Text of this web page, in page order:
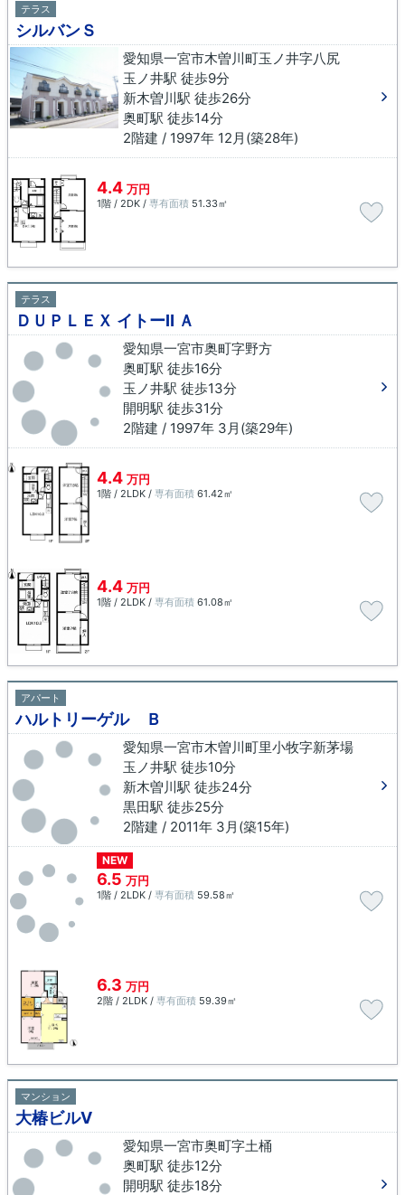
テラス
シルバンＳ
愛知県一宮市木曽川町玉ノ井字八尻
玉ノ井駅 徒歩9分
新木曽川駅 徒歩26分
奥町駅 徒歩14分
2階建 / 1997年 12月(築28年)
4.4 万円
1階 / 2DK / 専有面積 51.33㎡
テラス
ＤＵＰＬＥＸ イトーⅡ Ａ
愛知県一宮市奥町字野方
奥町駅 徒歩16分
玉ノ井駅 徒歩13分
開明駅 徒歩31分
2階建 / 1997年 3月(築29年)
4.4 万円
1階 / 2LDK / 専有面積 61.42㎡
4.4 万円
1階 / 2LDK / 専有面積 61.08㎡
アパート
ハルトリーゲル Ｂ
愛知県一宮市木曽川町里小牧字新茅場
玉ノ井駅 徒歩10分
新木曽川駅 徒歩24分
黒田駅 徒歩25分
2階建 / 2011年 3月(築15年)
NEW
6.5 万円
1階 / 2LDK / 専有面積 59.58㎡
6.3 万円
2階 / 2LDK / 専有面積 59.39㎡
マンション
大椿ビルⅤ
愛知県一宮市奥町字土桶
奥町駅 徒歩12分
開明駅 徒歩18分